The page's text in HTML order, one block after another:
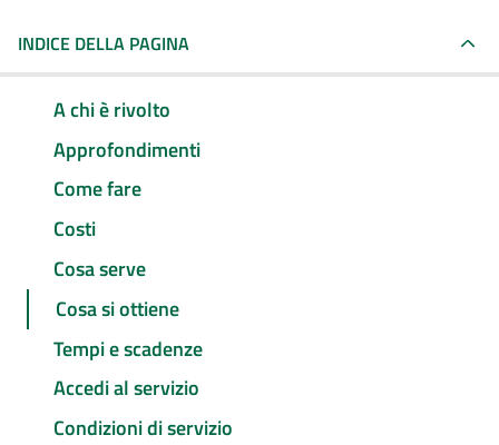
INDICE DELLA PAGINA
A chi è rivolto
Approfondimenti
Come fare
Costi
Cosa serve
Cosa si ottiene
Tempi e scadenze
Accedi al servizio
Condizioni di servizio